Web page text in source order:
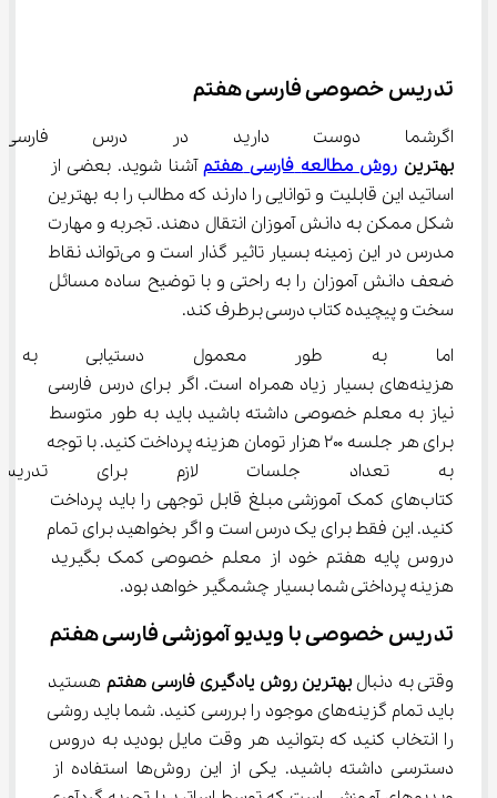
تدریس خصوصی فارسی هفتم
اگرشما دوست دارید در درس
بهترین روش مطالعه فارسی هفتم آشنا شوید. بعضی از
اساتید این قابلیت و توانایی را دارند که مطالب را به بهترین
شکل ممکن به دانش آموزان انتقال دهند. تجربه و مهارت
مدرس در این زمینه بسیار تاثیر گذار است و می‌تواند نقاط
ضعف دانش آموزان را به راحتی و با توضیح ساده مسائل
سخت و پیچیده کتاب درسی برطرف کند.
اما به طور معمول دستیابی
هزینه‌های بسیار زیاد همراه است. اگر برای درس فارسی
نیاز به معلم خصوصی داشته باشید باید به طور متوسط
برای هر جلسه ۲۰۰ هزار تومان هزینه پرداخت کنید. با توجه
به تعداد جلسات لازم برای
کتاب‌های کمک آموزشی مبلغ قابل توجهی را باید پرداخت
کنید. این فقط برای یک درس است و اگر بخواهید برای تمام
دروس پایه هفتم خود از معلم خصوصی کمک بگیرید
هزینه پرداختی شما بسیار چشمگیر خواهد بود.
تدریس خصوصی با ویدیو آموزشی فارسی هفتم
وقتی به دنبال بهترین روش یادگیری فارسی هفتم هستید
باید تمام گزینه‌های موجود را بررسی کنید. شما باید روشی
را انتخاب کنید که بتوانید هر وقت مایل بودید به دروس
دسترسی داشته باشید. یکی از این روش‌ها استفاده از